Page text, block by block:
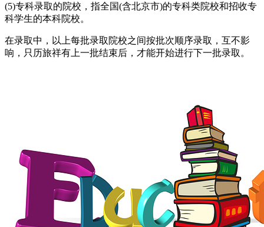
(5)专科录取的院校，指全国(含北京市)的专科类院校和招收专
科学生的本科院校。
在录取中，以上每批录取院校之间按批次顺序录取，互不影
响，只历旅祥有上一批结束后，才能开始进行下一批录取。